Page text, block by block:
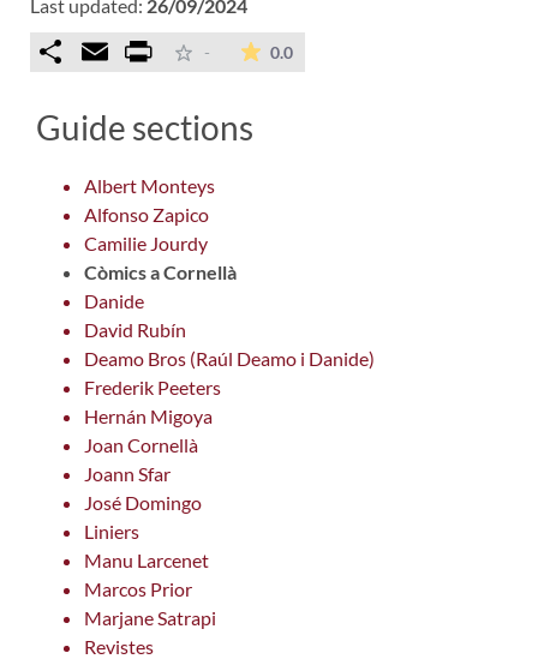
Last updated: 26/09/2024
Comparteix
Email Print - 0.0The average rating is 0 stars
Guide sections
Albert Monteys
Alfonso Zapico
Camilie Jourdy
Còmics a Cornellà
Danide
David Rubín
Deamo Bros (Raúl Deamo i Danide)
Frederik Peeters
Hernán Migoya
Joan Cornellà
Joann Sfar
José Domingo
Liniers
Manu Larcenet
Marcos Prior
Marjane Satrapi
Revistes